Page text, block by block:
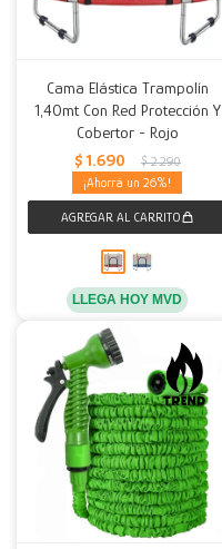
Cama Elástica Trampolín
1,40mt Con Red Protección Y
Cobertor - Rojo
$ 1.690 $ 2.290
26
LLEGA HOY MVD